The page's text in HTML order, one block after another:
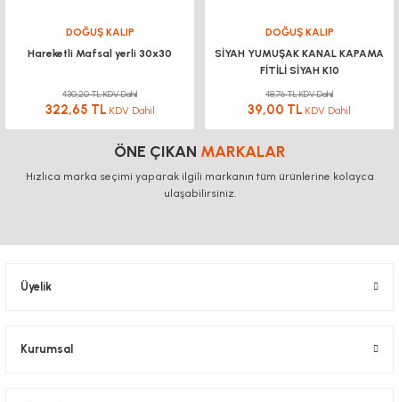
DOĞUŞ KALIP
Hareketli Mafsal yerli 30x30
430,20 TL KDV Dahil
322,65 TL KDV Dahil
DOĞUŞ KALIP
SİYAH YUMUŞAK KANAL KAPAMA
FİTİLİ SİYAH K10
48,76 TL KDV Dahil
39,00 TL KDV Dahil
ÖNE ÇIKAN MARKALAR
Hızlıca marka seçimi yaparak ilgili markanın tüm ürünlerine kolayca
ulaşabilirsiniz.
Üyelik
Kurumsal